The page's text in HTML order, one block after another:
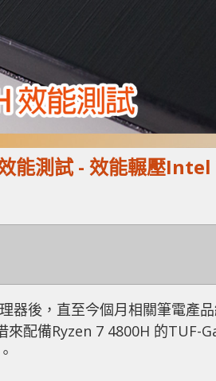
能測試 - 效能輾壓Intel
器後，直至今個月相關筆電產
來配備Ryzen 7 4800H 的TUF-